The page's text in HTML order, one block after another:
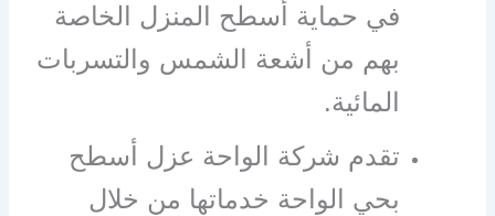
في حماية أسطح المنزل الخاصة
بهم من أشعة الشمس والتسربات
المائية.
تقدم شركة الواحة عزل أسطح
بحي الواحة خدماتها من خلال